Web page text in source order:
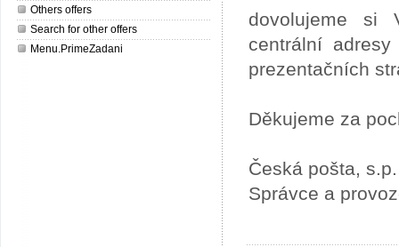
Others offers
Search for other offers
Menu.PrimeZadani
dovolujeme si
centrální
prezentačních
Děkujeme za
Česká pošta, s.p.
Správce a